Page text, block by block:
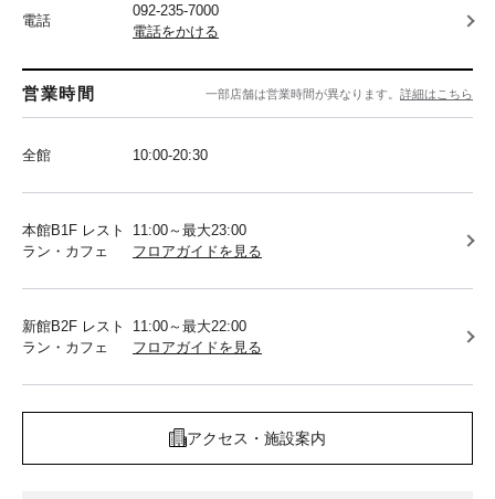
電話
092-235-7000
電話をかける
営業時間 一部店舗は営業時間が異なります。 詳細はこちら
全館 10:00-20:30
本館B1F レスト
ラン・カフェ
11:00～最大23:00
フロアガイドを見る
新館B2F レスト
ラン・カフェ
11:00～最大22:00
フロアガイドを見る
アクセス・施設案内